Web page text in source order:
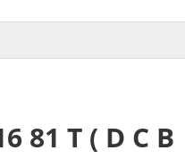
81 T ( D C B